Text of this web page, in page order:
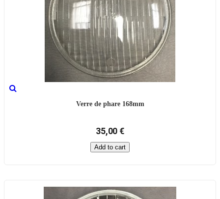
Verre de phare 168mm
35,00 €
Add to cart